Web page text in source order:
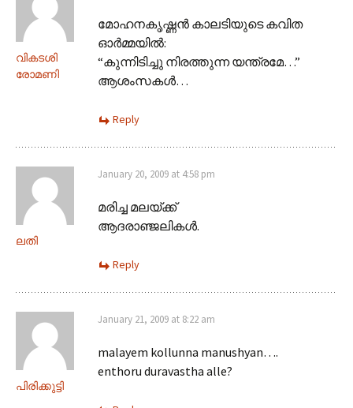
വികടശി
രോമണി
മോഹനകൃഷ്ണൻ കാലടിയുടെ കവിത
ഓർമ്മയിൽ:
“കുന്നിടിച്ചു നിരത്തുന്ന യന്ത്രമേ…”
ആശംസകൾ…
Reply
ലതി
January 20, 2009 at 4:58 pm
മരിച്ച മലയ്ക്ക്
ആദരാഞ്ജലികള്‍.
Reply
പിരിക്കുട്ടി
January 21, 2009 at 8:22 am
malayem kollunna manushyan….
enthoru duravastha alle?